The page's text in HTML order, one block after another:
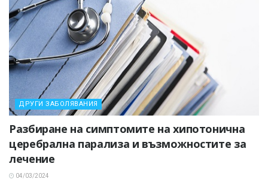
ДРУГИ ЗАБОЛЯВАНИЯ
Разбиране на симптомите на хипотонична
церебрална парализа и възможностите за
лечение
04/03/2024